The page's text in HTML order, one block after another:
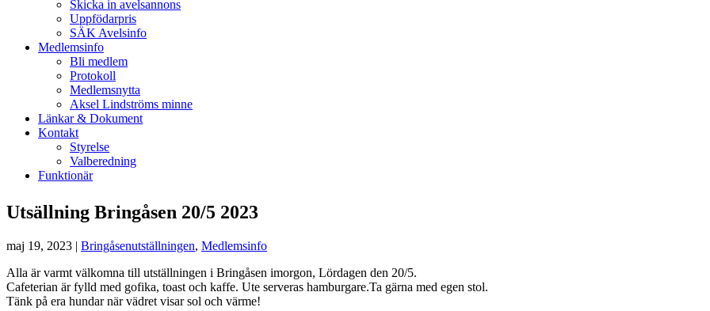
Skicka in avelsannons
Uppfödarpris
SÄK Avelsinfo
Medlemsinfo
Bli medlem
Protokoll
Medlemsnytta
Aksel Lindströms minne
Länkar & Dokument
Kontakt
Styrelse
Valberedning
Funktionär
Utsällning Bringåsen 20/5 2023
maj 19, 2023 | Bringåsenutställningen, Medlemsinfo
Alla är varmt välkomna till utställningen i Bringåsen imorgon, Lördagen den 20/5.
Cafeterian är fylld med gofika, toast och kaffe. Ute serveras hamburgare.Ta gärna med egen stol.
Tänk på era hundar när vädret visar sol och värme!